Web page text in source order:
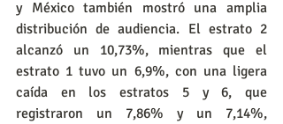
y México también mostró una amplia
distribución de audiencia. El estrato 2
alcanzó un 10,73%, mientras que el
estrato 1 tuvo un 6,9%, con una ligera
caída en los estratos 5 y 6, que
registraron un 7,86% y un 7,14%,